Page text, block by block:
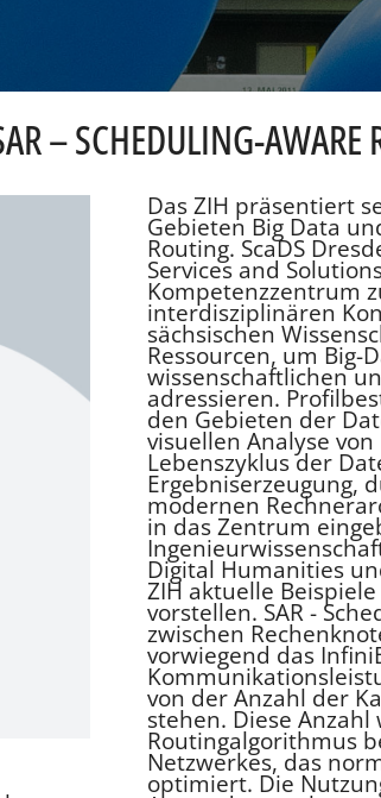
– SCHEDULING-AWARE
Das ZIH präsentiert
Gebieten Big Data
Routing. ScaDS
Services and
Kompetenzzentrum
interdisziplinären
sächsischen
Ressourcen, um
wissenschaftlichen
adressieren.
den Gebieten der
visuellen Analyse
Lebenszyklus der
Ergebniserzeugung,
modernen
in das Zentrum
Digital Humanities
ZIH aktuelle
vorstellen. SAR -
zwischen
vorwiegend das
von der Anzahl der
stehen. Diese
Routingalgorithmus
Netzwerkes, das
optimiert. Die